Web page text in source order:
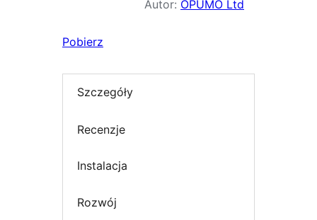
Autor: OPUMO Ltd
Pobierz
Szczegóły
Recenzje
Instalacja
Rozwój